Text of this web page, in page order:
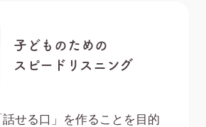
子どものための
スピードリスニング
話せる口」を作ることを目的